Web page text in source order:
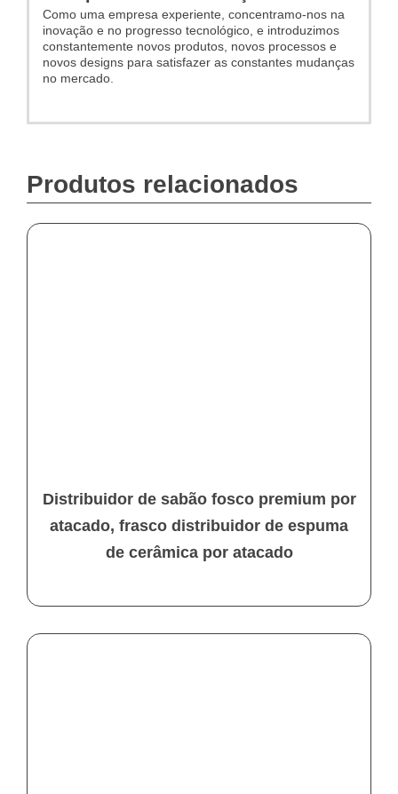
Como uma empresa experiente, concentramo-nos na
inovação e no progresso tecnológico, e introduzimos
constantemente novos produtos, novos processos e
novos designs para satisfazer as constantes mudanças
no mercado.
Produtos relacionados
Distribuidor de sabão fosco premium por
atacado, frasco distribuidor de espuma
de cerâmica por atacado